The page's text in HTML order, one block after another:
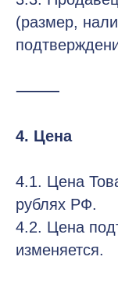
(размер,
⸻
4. Цена
4.1. Цена
рублях РФ.
4.2. Цена
изменяется.